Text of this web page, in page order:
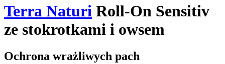
Terra Naturi Roll-On Sensitiv
ze stokrotkami i owsem
Ochrona wrażliwych pach